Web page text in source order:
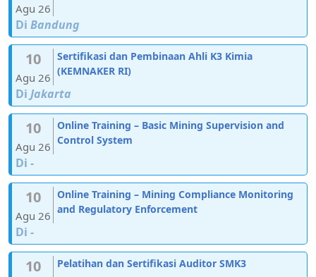
Agu 26
Di Bandung
10
Agu 26
Sertifikasi dan Pembinaan Ahli K3 Kimia
(KEMNAKER RI)
Di Jakarta
10
Agu 26
Online Training – Basic Mining Supervision and
Control System
Di -
10
Agu 26
Online Training – Mining Compliance Monitoring
and Regulatory Enforcement
Di -
10 Pelatihan dan Sertifikasi Auditor SMK3